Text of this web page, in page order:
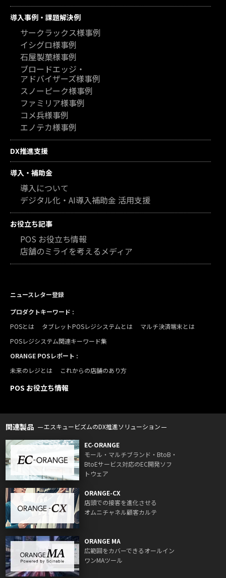
導入事例・課題解決例
サークラックス様事例
イシグロ様事例
石屋製菓様事例
ブロードエッジ・
アドバイザーズ様事例
スノーピーク様事例
ファミリア様事例
コメ兵様事例
エノテカ様事例
DX推進支援
導入・補助金
導入について
デジタル化・AI導入補助金 活用支援
お役立ち記事
POS お役立ち情報
店舗のミライを考えるメディア
ニュースレター登録
プロダクトキーワード :
POSとは
タブレットPOSレジシステムとは
マルチ決済端末とは
POSレジシステム関連キーワード集
ORANGE POSレポート :
未来のレジとは
これからの店舗のあり方
POS お役立ち情報
関連製品 エスキュービズムのDX推進ソリューション
EC-ORANGE
モール・マルチブランド・BtoB・
BtoEサービス対応のEC開発ソフ
トウェア
ORANGE-CX
店頭での接客を進化させる
オムニチャネル顧客カルテ
ORANGE MA
広範囲をカバーできるオールイン
ワンMAツール